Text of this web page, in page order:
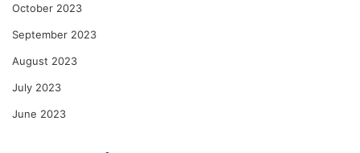
October 2023
September 2023
August 2023
July 2023
June 2023